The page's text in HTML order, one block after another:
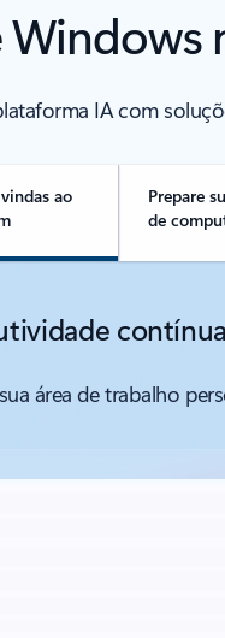
Windows
IA com
ao
Prepare
de
área de trabalho